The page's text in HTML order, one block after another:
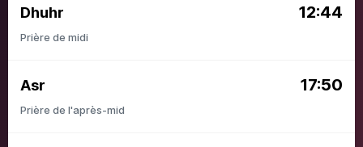
Dhuhr 12:44
Prière de midi
Asr 17:50
Prière de l'après-mid